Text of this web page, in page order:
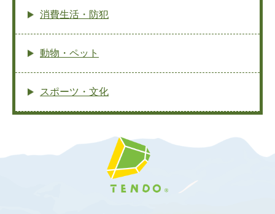
消費生活・防犯
動物・ペット
スポーツ・文化